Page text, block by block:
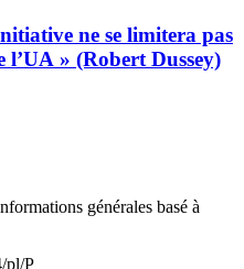
ne se limitera pas
l’UA » (Robert Dussey)
générales basé à
pl/P